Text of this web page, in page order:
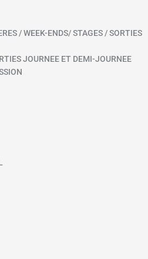
/ WEEK-ENDS/ STAGES / SORTIES
JOURNEE ET DEMI-JOURNEE